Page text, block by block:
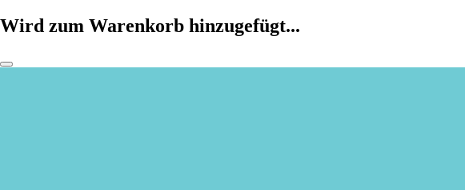
Wird zum Warenkorb hinzugefügt...